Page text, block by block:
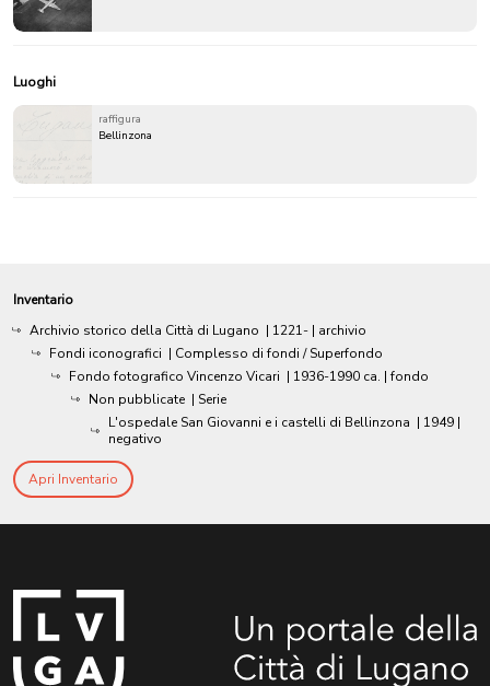
Luoghi
raffigura
Bellinzona
Inventario
Archivio storico della Città di Lugano | 1221- | archivio
Fondi iconografici | Complesso di fondi / Superfondo
Fondo fotografico Vincenzo Vicari | 1936-1990 ca. | fondo
Non pubblicate | Serie
L'ospedale San Giovanni e i castelli di Bellinzona | 1949 |
negativo
Apri Inventario